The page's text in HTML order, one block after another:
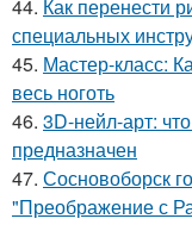
44. Как перенести
специальных
45. Мастер-класс:
весь ноготь
46. 3D-нейл-арт:
предназначен
47. Сосновоборск
"Преображение с